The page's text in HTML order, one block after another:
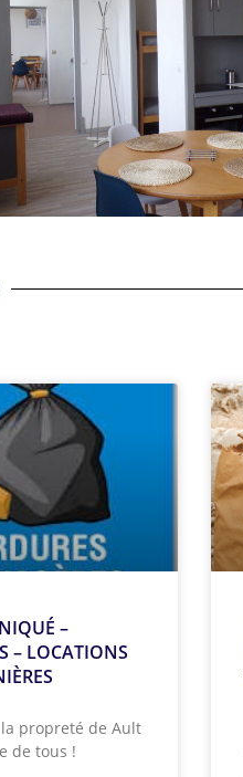
–
– LOCATIONS
propreté de Ault
de tous !